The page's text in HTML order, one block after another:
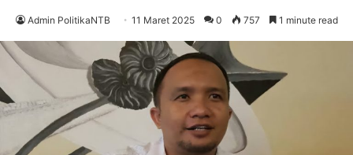
Admin PolitikaNTB 11 Maret 2025 0 757 1 minute read